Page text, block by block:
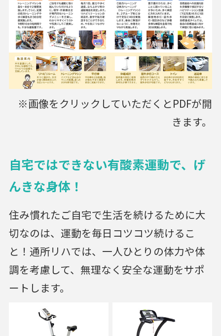
※画像をクリックしていただくとPDFが開
きます。
自宅ではできない有酸素運動で、げ
んきな身体！
住み慣れたご自宅で生活を続けるために大
切なのは、運動を毎日コツコツ続けるこ
と！通所リハでは、一人ひとりの体力や体
調を考慮して、無理なく安全な運動をサポ
ートします。